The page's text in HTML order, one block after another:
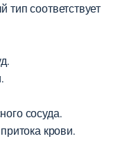
соответствует
сосуда.
крови.